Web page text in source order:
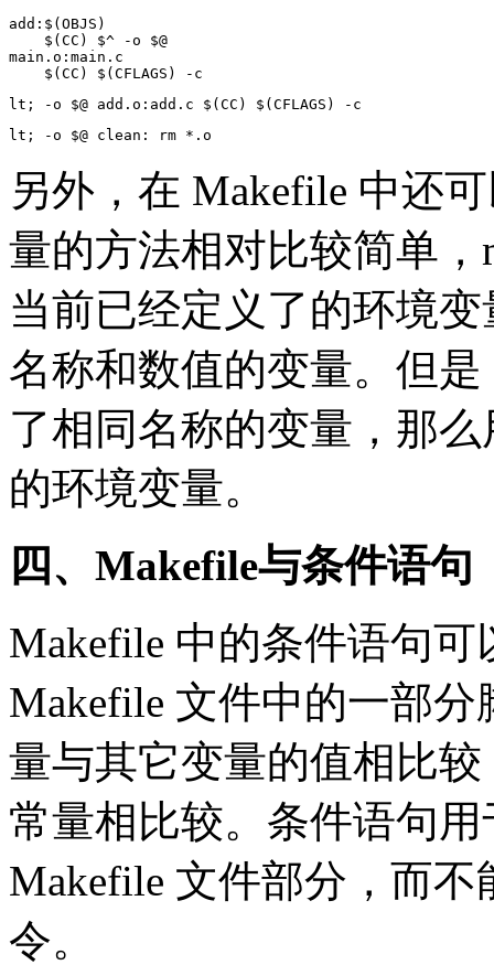
add:$(OBJS)
    $(CC) $^ -o $@
main.o:main.c
    $(CC) $(CFLAGS) -c
lt; -o $@ add.o:add.c $(CC) $(CFLAGS) -c
lt; -o $@ clean: rm *.o
另外，在 Makefile 中还
量的方法相对比较简单
当前已经定义了的环境
名称和数值的变量。但
了相同名称的变量，那
的环境变量。
四、Makefile与条件语句
Makefile 中的条件语句
Makefile 文件中的一部
量与其它变量的值相比
常量相比较。条件语句
Makefile 文件部分，而
令。